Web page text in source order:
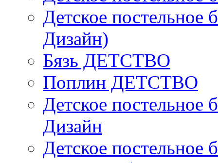
Детское
Дизайн)
Бязь ДЕТСТВО
Поплин ДЕТСТВО
Детское постельное
Дизайн
Детское постельное